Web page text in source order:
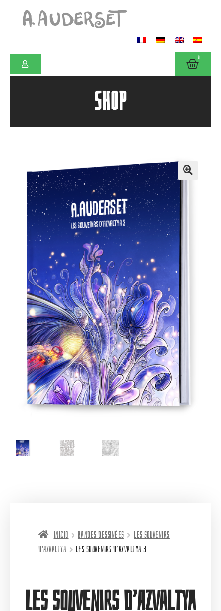
0
SHOP
Inicio Bandes dessinées
Les souvenirs
d'Azvaltya
Les souvenirs d’Azvaltya 3
Les souvenirs d’Azvaltya